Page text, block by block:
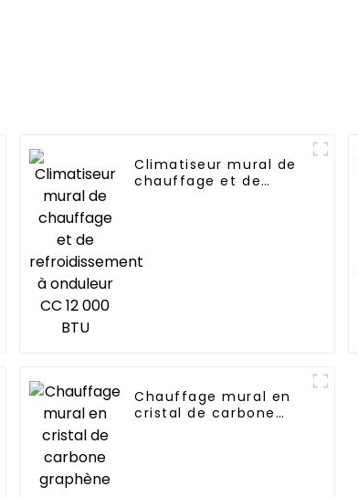
Climatiseur mural de
chauffage et de
Chauffage mural en
cristal de carbone